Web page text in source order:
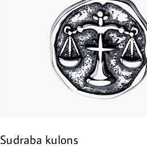
Sudraba kulons